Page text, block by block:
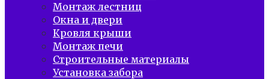
Монтаж лестниц
Окна и двери
Кровля крыши
Монтаж печи
Строительные материалы
Установка забора